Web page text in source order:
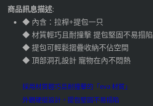
商品訊息描述:
◆ 內含：拉桿+提包一只
◆ 材質輕巧且耐撞擊 提包堅固不易搨陷
◆ 提包可輕鬆摺疊收納不佔空間
◆ 頂部洞孔設計 寵物在內不悶熱
採用材質輕巧且耐撞擊的「eva 材質」
外觀硬挺設計，提包堅固不易搨陷